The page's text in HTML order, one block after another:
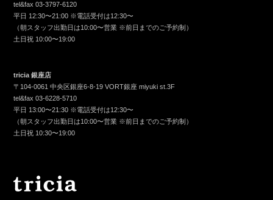
tel&fax03-3797-6120
平日 12:30〜21:00 ※電話受付は12:30〜
（朝スタッフ出勤日は10:00〜営業 ※前日までのご予約制）
土日祝 10:00〜19:00
tricia 銀座店
〒104-0061 中央区銀座6-8-19 VORT銀座 miyuki st.3F
tel&fax03-6228-5710
平日 13:00〜21:30 ※電話受付は12:30〜
（朝スタッフ出勤日は10:00〜営業 ※前日までのご予約制）
土日祝 10:30〜19:00